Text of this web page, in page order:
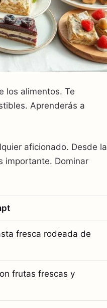
los alimentos. Te
Aprenderás a
aficionado. Desde la
importante. Dominar
fresca rodeada de
frutas frescas y